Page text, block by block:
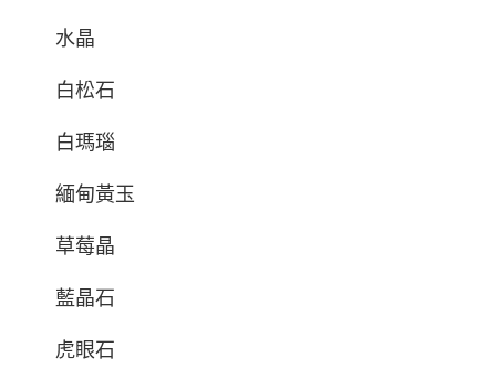
水晶
白松石
白瑪瑙
緬甸黃玉
草莓晶
藍晶石
虎眼石